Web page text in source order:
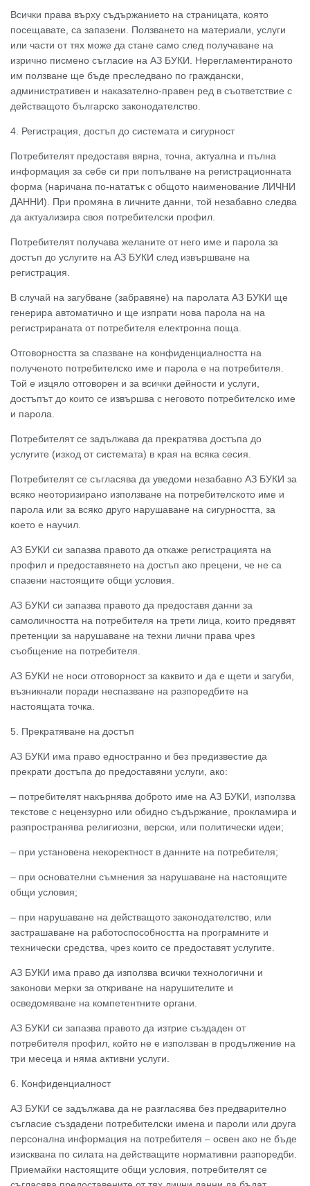
Всички права върху съдържанието на страницата, която
посещавате, са запазени. Ползването на материали, услуги
или части от тях може да стане само след получаване на
изрично писмено съгласие на АЗ БУКИ. Нерегламентираното
им ползване ще бъде преследвано по граждански,
административен и наказателно-правен ред в съответствие с
действащото българско законодателство.
4. Регистрация, достъп до системата и сигурност
Потребителят предоставя вярна, точна, актуална и пълна
информация за себе си при попълване на регистрационната
форма (наричана по-нататък с общото наименование ЛИЧНИ
ДАННИ). При промяна в личните данни, той незабавно следва
да актуализира своя потребителски профил.
Потребителят получава желаните от него име и парола за
достъп до услугите на АЗ БУКИ след извършване на
регистрация.
В случай на загубване (забравяне) на паролата АЗ БУКИ ще
генерира автоматично и ще изпрати нова парола на на
регистрираната от потребителя електронна поща.
Отговорността за спазване на конфиденциалността на
полученото потребителско име и парола е на потребителя.
Той е изцяло отговорен и за всички дейности и услуги,
достъпът до които се извършва с неговото потребителско име
и парола.
Потребителят се задължава да прекратява достъпа до
услугите (изход от системата) в края на всяка сесия.
Потребителят се съгласява да уведоми незабавно АЗ БУКИ за
всяко неоторизирано използване на потребителското име и
парола или за всяко друго нарушаване на сигурността, за
което е научил.
АЗ БУКИ си запазва правото да откаже регистрацията на
профил и предоставянето на достъп ако прецени, че не са
спазени настоящите общи условия.
АЗ БУКИ си запазва правото да предоставя данни за
самоличността на потребителя на трети лица, които предявят
претенции за нарушаване на техни лични права чрез
съобщение на потребителя.
АЗ БУКИ не носи отговорност за каквито и да е щети и загуби,
възникнали поради неспазване на разпоредбите на
настоящата точка.
5. Прекратяване на достъп
АЗ БУКИ има право едностранно и без предизвестие да
прекрати достъпа до предоставяни услуги, ако:
– потребителят накърнява доброто име на АЗ БУКИ, използва
текстове с нецензурно или обидно съдържание, прокламира и
разпространява религиозни, верски, или политически идеи;
– при установена некоректност в данните на потребителя;
– при основателни съмнения за нарушаване на настоящите
общи условия;
– при нарушаване на действащото законодателство, или
застрашаване на работоспособността на програмните и
технически средства, чрез които се предоставят услугите.
АЗ БУКИ има право да използва всички технологични и
законови мерки за откриване на нарушителите и
осведомяване на компетентните органи.
АЗ БУКИ си запазва правото да изтрие създаден от
потребителя профил, който не е използван в продължение на
три месеца и няма активни услуги.
6. Конфиденциалност
АЗ БУКИ се задължава да не разгласява без предварително
съгласие създадени потребителски имена и пароли или друга
персонална информация на потребителя – освен ако не бъде
изисквана по силата на действащите нормативни разпоредби.
Приемайки настоящите общи условия, потребителят се